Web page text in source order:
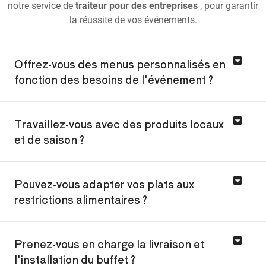
notre service de traiteur pour des entreprises , pour garantir
la réussite de vos événements.
Offrez-vous des menus personnalisés en
fonction des besoins de l'événement ?
Travaillez-vous avec des produits locaux
et de saison ?
Pouvez-vous adapter vos plats aux
restrictions alimentaires ?
Prenez-vous en charge la livraison et
l'installation du buffet ?